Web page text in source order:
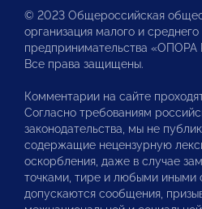
© 2023 Общероссийская
организация малого и среднего
предпринимательства
Все права защищены.
Комментарии на сайте
Согласно требованиям
законодательства, мы не
содержащие нецензурную
оскорбления, даже в случае
точками, тире и любыми иными
допускаются сообщения,